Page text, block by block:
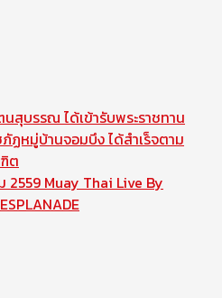
สุบรรณ ได้เข้ารับพระราชทาน
หมู่บ้านจอมบึง ได้สำเร็จตาม
ต
2559 Muay Thai Live By